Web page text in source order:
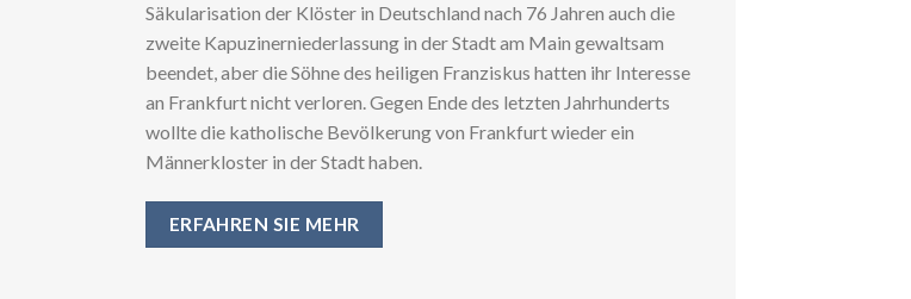
Säkularisation der Klöster in Deutschland nach 76 Jahren auch die
zweite Kapuzinerniederlassung in der Stadt am Main gewaltsam
beendet, aber die Söhne des heiligen Franziskus hatten ihr Interesse
an Frankfurt nicht verloren. Gegen Ende des letzten Jahrhunderts
wollte die katholische Bevölkerung von Frankfurt wieder ein
Männerkloster in der Stadt haben.
ERFAHREN SIE MEHR